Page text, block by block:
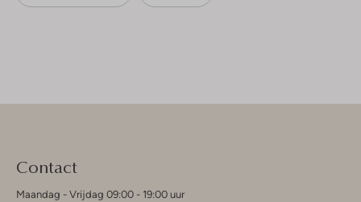
Contact
Maandag - Vrijdag 09:00 - 19:00 uur